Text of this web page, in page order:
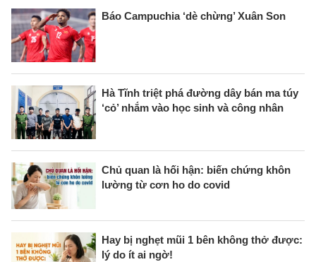
Báo Campuchia ‘dè chừng’ Xuân Son
Hà Tĩnh triệt phá đường dây bán ma túy
‘cỏ’ nhắm vào học sinh và công nhân
Chủ quan là hối hận: biến chứng khôn
lường từ cơn ho do covid
Hay bị nghẹt mũi 1 bên không thở được:
lý do ít ai ngờ!